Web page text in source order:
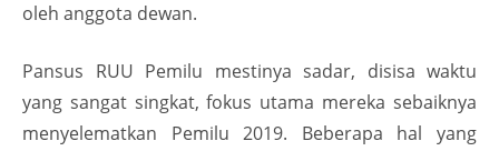
oleh anggota dewan.
Pansus RUU Pemilu mestinya sadar, disisa waktu
yang sangat singkat, fokus utama mereka sebaiknya
menyelematkan Pemilu 2019. Beberapa hal yang